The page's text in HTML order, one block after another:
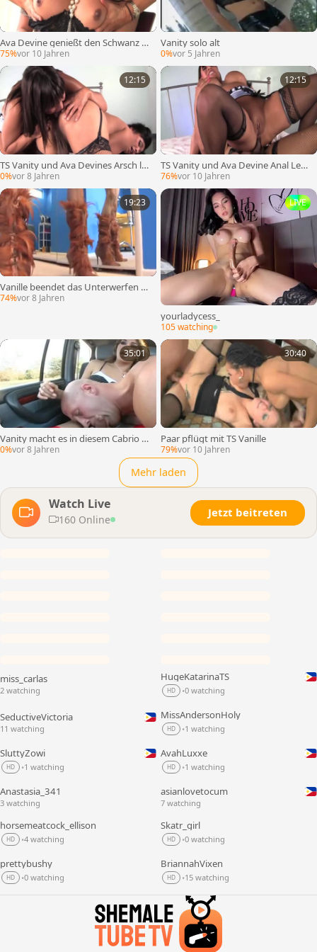
Ava Devine genießt den Schwanz v
on T-Girl Vanity
75%vor 10 Jahren
Vanity solo alt
0%vor 5 Jahren
12:15
TS Vanity und Ava Devines Arsch lec
ken Und pflügen
0%vor 8 Jahren
12:15
TS Vanity und Ava Devine Anal Leck
en Und Hämmern
76%vor 10 Jahren
19:23
Vanille beendet das Unterwerfen a
m Beckenrand und kommt dann rei
n, um ihr massives Werkzeug zu wic
74%vor 8 Jahren
LIVE
yourladycess_
105 watching
35:01
Vanity macht es in diesem Cabrio u
nd zu Hause
0%vor 8 Jahren
30:40
Paar pflügt mit TS Vanille
79%vor 10 Jahren
Mehr laden
Watch Live
160 Online
Jetzt beitreten
miss_carlas
2 watching
LIVE
HugeKatarinaTS
HD •0 watching
LIVE
SeductiveVictoria
11 watching
MissAndersonHoly
HD •1 watching
LIVE
SluttyZowi
HD •1 watching
LIVE
AvahLuxxe
HD •1 watching
Anastasia_341
3 watching
LIVE
asianlovetocum
7 watching
horsemeatcock_ellison
HD •4 watching
Skatr_girl
HD •0 watching
prettybushy
HD •0 watching
BriannahVixen
HD •15 watching